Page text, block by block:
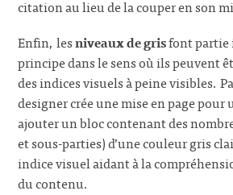
citation au lieu de la couper en son
Enfin, lesniveaux de grisfont partie
principe dans le sens où ils peuvent
des indices visuels à peine visibles.
designer crée une mise en page
ajouter un bloc contenant des
et sous-parties) d’une couleur gris
indice visuel aidant à la
du contenu.